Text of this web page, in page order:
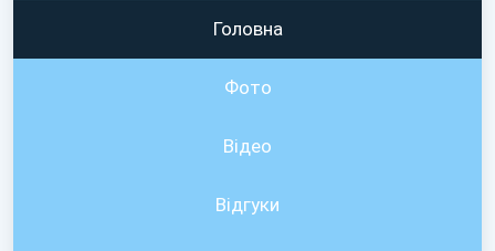
Головна
Фото
Відео
Вiдгуки